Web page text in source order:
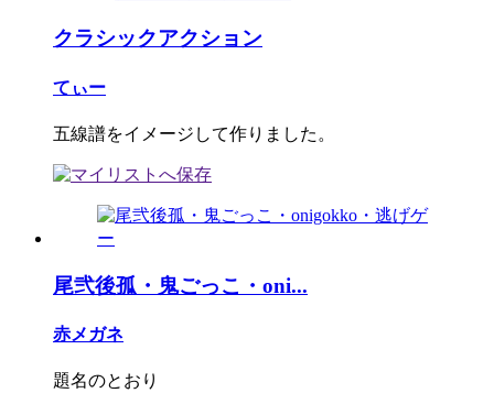
クラシックアクション
てぃー
五線譜をイメージして作りました。
尾弐後孤・鬼ごっこ・oni...
赤メガネ
題名のとおり